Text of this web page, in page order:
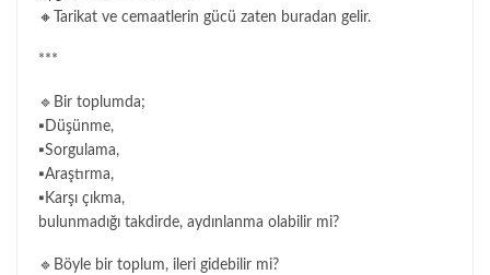
🔸Tarikat ve cemaatlerin gücü zaten buradan gelir.
***
🔹Bir toplumda;
▪Düşünme,
▪Sorgulama,
▪Araştırma,
▪Karşı çıkma,
bulunmadığı takdirde, aydınlanma olabilir mi?
🔹Böyle bir toplum, ileri gidebilir mi?